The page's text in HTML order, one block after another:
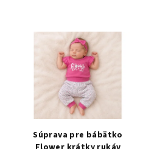
Súprava pre bábätko